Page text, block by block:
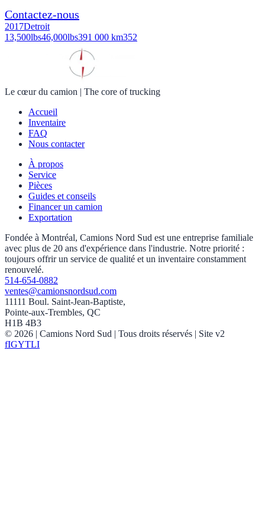
Contactez-nous
2017Detroit
13,500lbs46,000lbs391 000 km352
Le cœur du camion | The core of trucking
Accueil
Inventaire
FAQ
Nous contacter
À propos
Service
Pièces
Guides et conseils
Financer un camion
Exportation
Fondée à Montréal, Camions Nord Sud est une entreprise familiale
avec plus de 20 ans d'expérience dans l'industrie. Notre priorité :
toujours offrir un service de qualité et un inventaire constamment
renouvelé.
514-654-0882
ventes@camionsnordsud.com
11111 Boul. Saint-Jean-Baptiste,
Pointe-aux-Trembles, QC
H1B 4B3
© 2026 | Camions Nord Sud | Tous droits réservés | Site v2
fIGYTLI